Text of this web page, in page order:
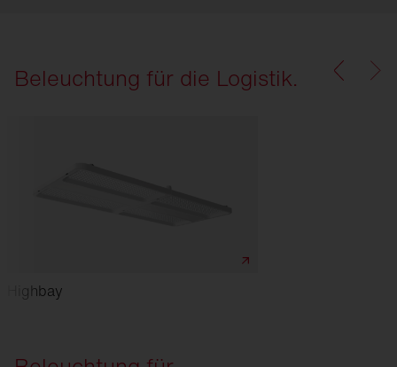
Beleuchtung für die Logistik.
Highbay